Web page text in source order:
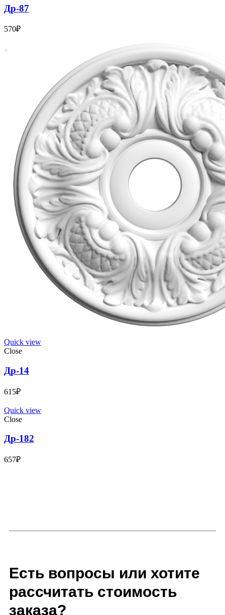
Др-87
570₽
Quick view
Close
Др-14
615₽
Quick view
Close
Др-182
657₽
Есть вопросы или хотите
рассчитать стоимость
заказа?